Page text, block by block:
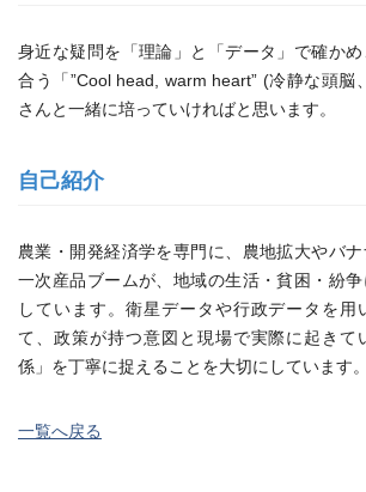
身近な疑問を「理論」と「データ」で確か
合う「”Cool head, warm heart” (冷静な頭脳
さんと一緒に培っていければと思います。
自己紹介
農業・開発経済学を専門に、農地拡大やバ
一次産品ブームが、地域の生活・貧困・紛
しています。衛星データや行政データを用
て、政策が持つ意図と現場で実際に起きて
係」を丁寧に捉えることを大切にしています。
一覧へ戻る